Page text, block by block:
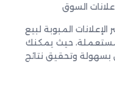
السوق
المبوبة لبيع
حيث يمكنك
وتحقيق نتائج